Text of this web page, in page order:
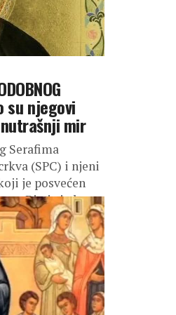
su njegovi
mir
Serafima
(SPC) i njeni
je posvećen
Bio je jedan...